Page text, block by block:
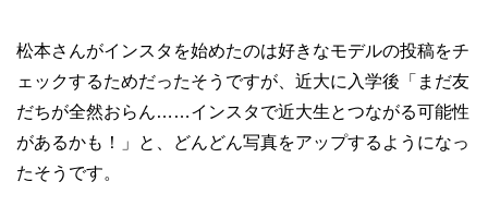
松本さんがインスタを始めたのは好きなモデルの投稿をチ
ェックするためだったそうですが、近大に入学後「まだ友
だちが全然おらん……インスタで近大生とつながる可能性
があるかも！」と、どんどん写真をアップするようになっ
たそうです。